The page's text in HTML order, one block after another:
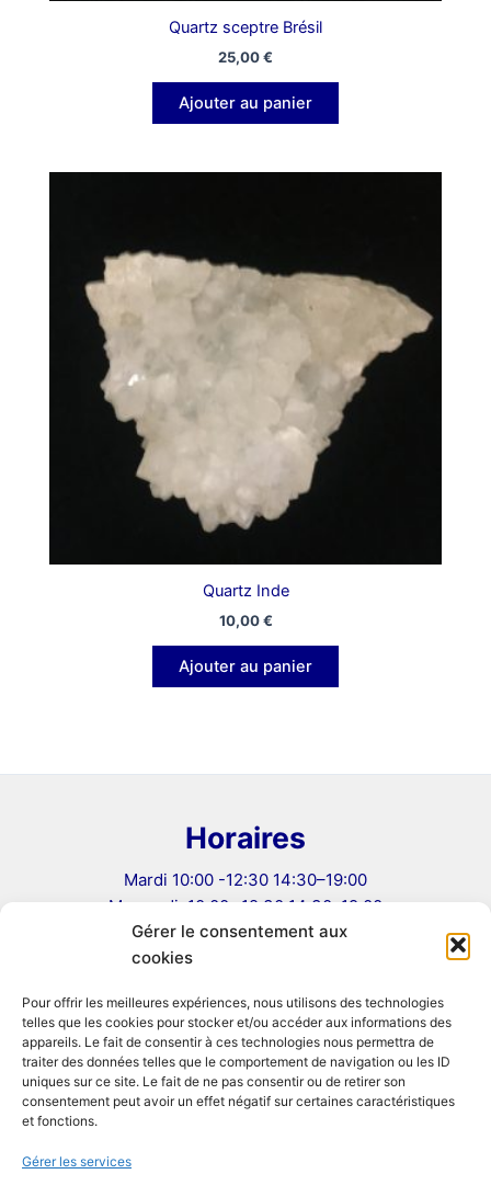
Gérer le consentement aux
cookies
Pour offrir les meilleures expériences, nous utilisons des technologies
telles que les cookies pour stocker et/ou accéder aux informations des
appareils. Le fait de consentir à ces technologies nous permettra de
traiter des données telles que le comportement de navigation ou les ID
uniques sur ce site. Le fait de ne pas consentir ou de retirer son
consentement peut avoir un effet négatif sur certaines caractéristiques
et fonctions.
Gérer les services
Quartz sceptre Brésil
25,00€
Ajouter au panier
Quartz Inde
10,00€
Ajouter au panier
Horaires
Mardi 10:00 -12:30 14:30–19:00
Mercredi: 10:00 -12:30 14:30–19:00
Jeudi: 10:00 -12:30 14:30–19:00
Vendredi: 10:00 -12:30 14:30–19:00
Informations
Mentions légales
Conditions Générales de Vente